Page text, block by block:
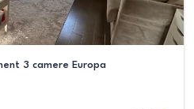
3 camere Europa